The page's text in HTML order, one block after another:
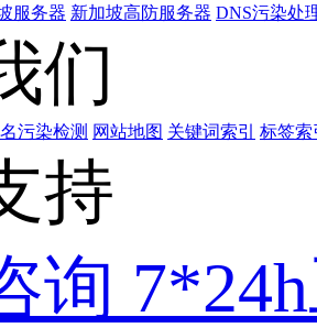
服务器 新加坡高防服务器 DNS污染处
们
污染检测 网站地图 关键词索引 标签索
持
询